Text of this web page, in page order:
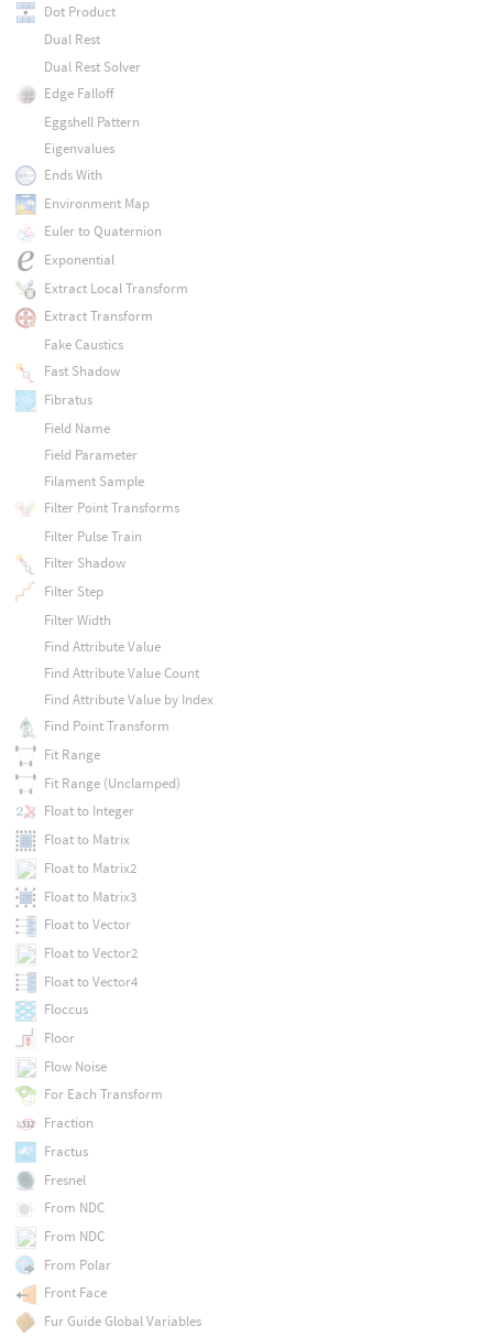
Dot Product
Dual Rest
Dual Rest Solver
Edge Falloff
Eggshell Pattern
Eigenvalues
Ends With
Environment Map
Euler to Quaternion
Exponential
Extract Local Transform
Extract Transform
Fake Caustics
Fast Shadow
Fibratus
Field Name
Field Parameter
Filament Sample
Filter Point Transforms
Filter Pulse Train
Filter Shadow
Filter Step
Filter Width
Find Attribute Value
Find Attribute Value Count
Find Attribute Value by Index
Find Point Transform
Fit Range
Fit Range (Unclamped)
Float to Integer
Float to Matrix
Float to Matrix2
Float to Matrix3
Float to Vector
Float to Vector2
Float to Vector4
Floccus
Floor
Flow Noise
For Each Transform
Fraction
Fractus
Fresnel
From NDC
From NDC
From Polar
Front Face
Fur Guide Global Variables